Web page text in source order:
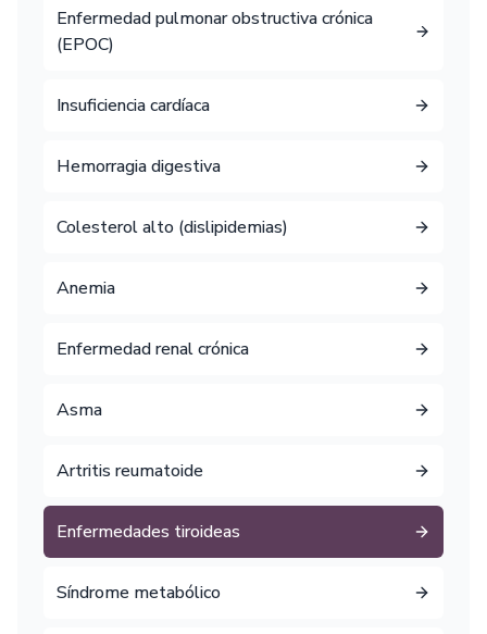
Enfermedad pulmonar obstructiva crónica
(EPOC)
Insuficiencia cardíaca
Hemorragia digestiva
Colesterol alto (dislipidemias)
Anemia
Enfermedad renal crónica
Asma
Artritis reumatoide
Enfermedades tiroideas
Síndrome metabólico